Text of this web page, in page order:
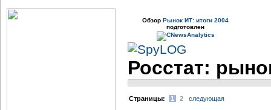
Обзор Рынок ИТ: итоги 2004
подготовлен
Росстат:
Cтраницы: 1 2 следующая